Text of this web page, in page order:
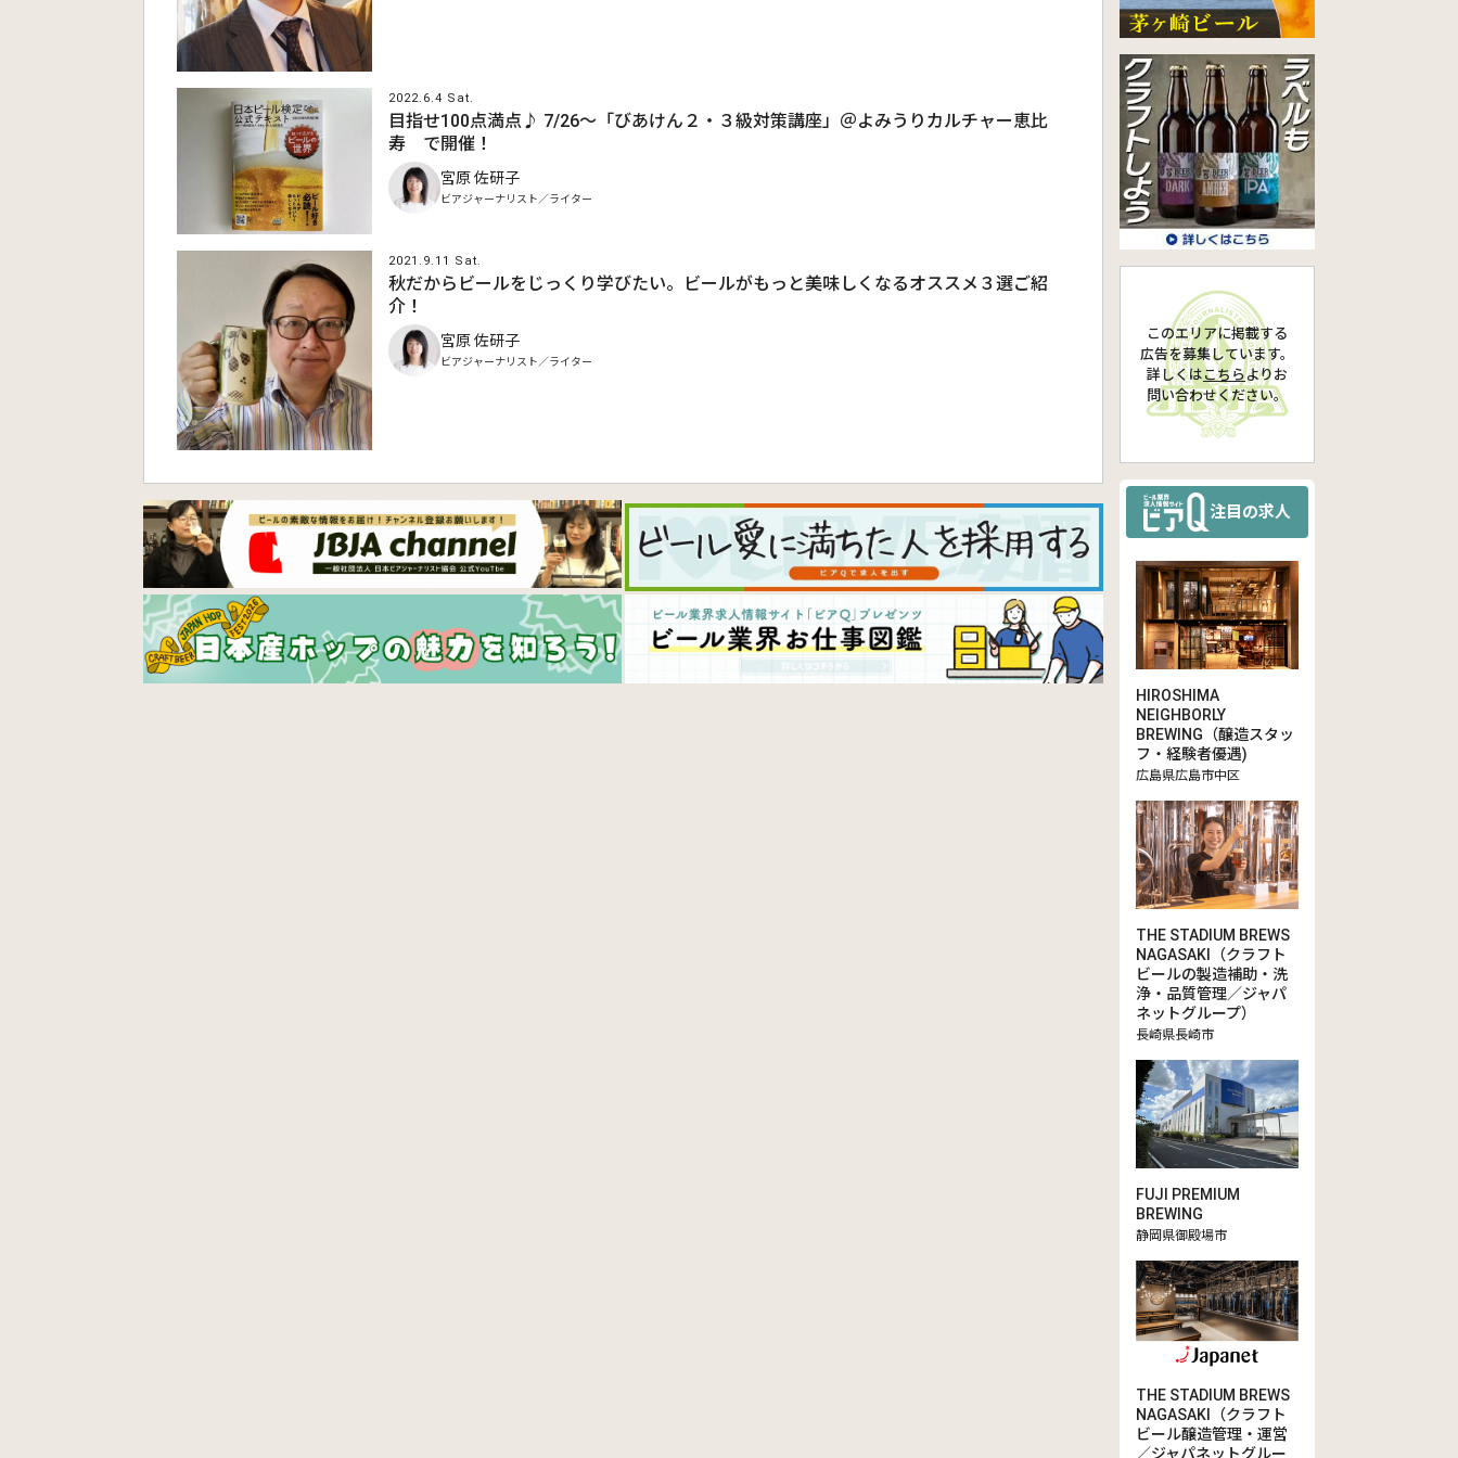
2022.6.4 Sat.
目指せ100点満点♪ 7/26〜「びあけん２・３級対策講座」＠よみうりカルチャー恵比
寿 で開催！
宮原 佐研子
ビアジャーナリスト／ライター
2021.9.11 Sat.
秋だからビールをじっくり学びたい。ビールがもっと美味しくなるオススメ３選ご紹
介！
宮原 佐研子
ビアジャーナリスト／ライター
このエリアに掲載する
広告を募集しています。
詳しくは こちらより お
問い合わせください。
注目の求人
HIROSHIMA
NEIGHBORLY
BREWING（醸造スタッ
フ・経験者優遇)
広島県広島市中区
THE STADIUM BREWS
NAGASAKI（クラフト
ビールの製造補助・洗
浄・品質管理／ジャパ
ネットグループ）
長崎県長崎市
FUJI PREMIUM
BREWING
静岡県御殿場市
THE STADIUM BREWS
NAGASAKI（クラフト
ビール醸造管理・運営
／ジャパネットグルー